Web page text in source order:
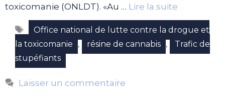
toxicomanie (ONLDT). «Au … Lire la suite
Étiquettes
Office national de lutte contre la drogue et
la toxicomanie
, résine de cannabis ,
Trafic de
stupéfiants
Laisser un commentaire